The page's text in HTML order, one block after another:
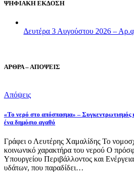
ΨΗΦΙΑΚΗ ΕΚΔΟΣΗ
Δευτέρα 3 Αυγούστου 2026 –
ΑΡΘΡΑ – ΑΠΟΨΕΙΣ
Απόψεις
«Το νερό στο απόσπασμα» – Συγκεντρωτισμός
ένα δημόσιο αγαθό
Γράφει ο Λευτέρης Χαμαλίδης Το
κοινωνικό χαρακτήρα του νερού Ο
Υπουργείου Περιβάλλοντος και
υδάτων, που παραδίδει…